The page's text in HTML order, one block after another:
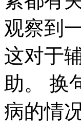
观察到
这对于
助。 换
病的情